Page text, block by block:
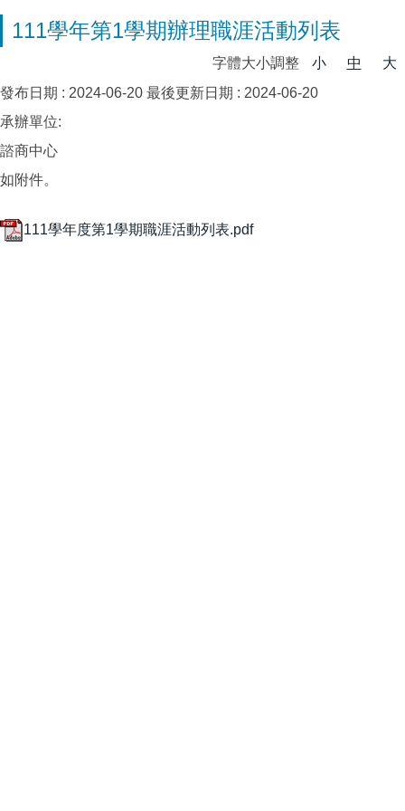
111學年第1學期辦理職涯活動列表
字體大小調整 小 中
大
發布日期 : 2024-06-20 最後更新日期 : 2024-06-20
承辦單位:
諮商中心
如附件。
111學年度第1學期職涯活動列表.pdf